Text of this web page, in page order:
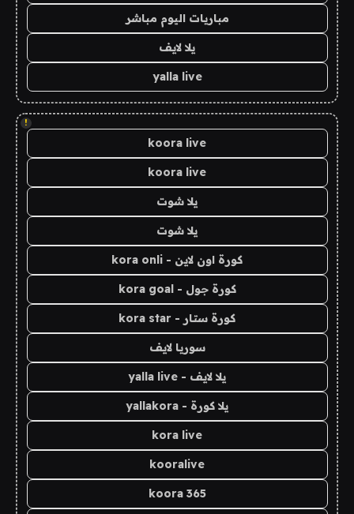
مباريات اليوم مباشر
يلا لايف
yalla live
!
koora live
koora live
يلا شوت
يلا شوت
كورة اون لاين - kora onli
كورة جول - kora goal
كورة ستار - kora star
سوريا لايف
يلا لايف - yalla live
يلا كورة - yallakora
kora live
kooralive
koora 365